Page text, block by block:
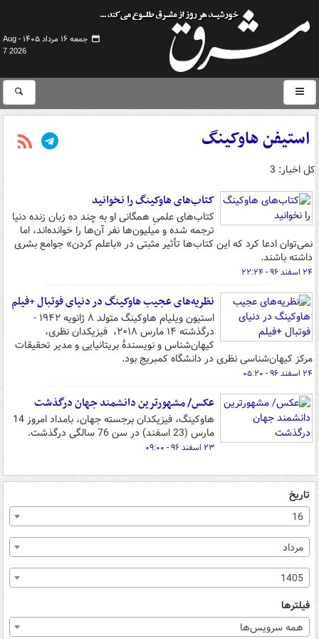
جمعه ۱۶ مرداد ۱۴۰۵ -
Aug
7 2026
استیفن هاوکینگ
کل اخبار: 3
کتاب‌های هاوکینگ را نخوانید
کتاب‌های علمیِ همگانی او به چند ده زبان زنده دنیا
ترجمه شده و میلیون‌ها نفر آن‌ها را خوانده‌اند، اما
نمی‌توان ادعا کرد که این کتاب‌ها تأثیر مثبتی در «باعلم کردن» جوامع بشری
داشته باشند.
۲۴ اسفند ۹۶ - ۲۲:۲۴
نظریه‌های عجیب هاوکینگ در دنیای فوتبال +فیلم
استیون ویلیام هاوکینگ متولد ۸ ژانویه ۱۹۴۲ -
درگذشته ۱۴ مارس ۲۰۱۸، فیزیکدان نظری،
کیهان‌شناس و نویسندهٔ بریتانیایی و مدیر تحقیقات
مرکز کیهان‌شناسی نظری در دانشگاه کمبریج بود.
۲۴ اسفند ۹۶ - ۰۵:۲۰
عکس/ مشهورترین دانشمند جهان درگذشت
هاوکینگ، فیزیکدان برجسته جهان، بامداد امروز 14
مارس (23 اسفند) در سن 76 سالگی درگذشت.
۲۳ اسفند ۹۶ - ۰۹:۰۰
تاریخ
16
مرداد
1405
فیلترها
همه سرویس‌ها